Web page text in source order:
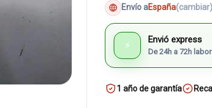
Envío aEspaña(cambiar)
⚡ Envió express
De 24h a 72h
1 año de garantía